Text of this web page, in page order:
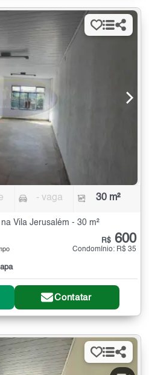
- vaga 30 m²
Vila Jerusalém - 30 m²
R$ 600
Condomínio: R$ 35
Contatar